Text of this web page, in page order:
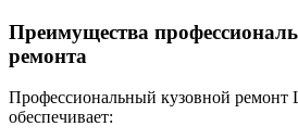
Преимущества
ремонта
Профессиональный кузовной ремонт
обеспечивает: